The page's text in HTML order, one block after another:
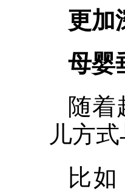
更加
母婴
随着
儿方
比